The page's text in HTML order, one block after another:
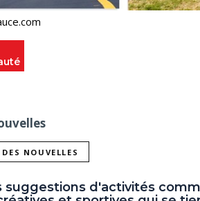
NOUVELLES
suggestions d'activités